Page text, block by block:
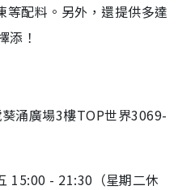
等配料。另外，還提供多達
添！
涌廣場3樓TOP世界3069-
15:00 - 21:30（星期二休